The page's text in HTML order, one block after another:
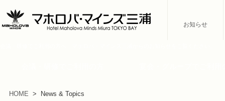
お知らせ
HOME > News & Topics